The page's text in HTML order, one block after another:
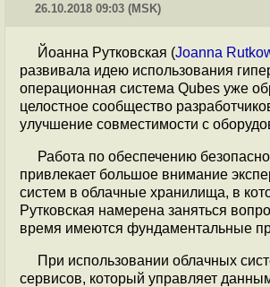
26.10.2018 09:03 (MSK)
Йоанна Рутковская (Joanna
развивала идею использования
операционная система Qubes уже
целостное сообщество
улучшение совместимости с
Работа по обеспечению
привлекает большое внимание
систем в облачные хранилища, в
Рутковская намерена заняться
время имеются фундаментальные
При использовании облачных
сервисов, который управляет